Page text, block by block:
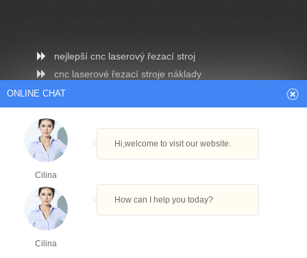
nejlepší cnc laserový řezací stroj
cnc laserové řezací stroje náklady
čtvercová trubka řezací stroj
řezací stroj s kovovými trubkami
laserový řezací trubkový stroj
malý cnc plazmový řezací stroj
plazmový řezací stroj
řezací stroj na vodní paprsky z oceli
CNC plazmový řezací stroj
ONLINE CHAT
Cilina
Hi,welcome to visit our website.
Cilina
How can I help you today?